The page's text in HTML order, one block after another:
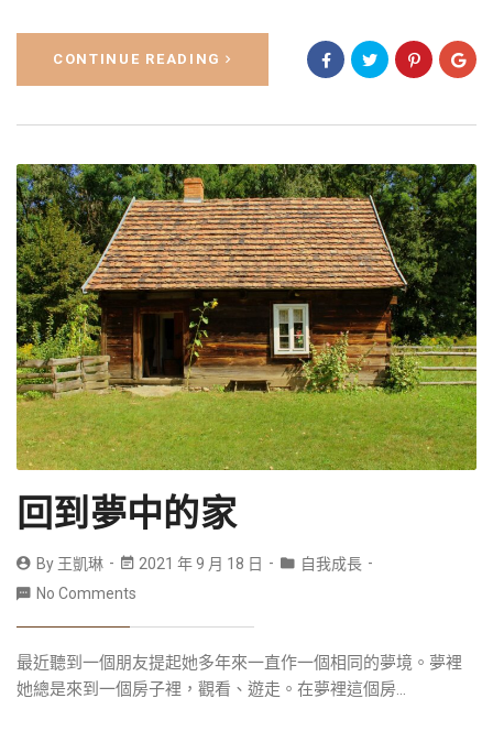
CONTINUE READING
回到夢中的家
By 王凱琳 2021 年 9 月 18 日
自我成長
No Comments
最近聽到一個朋友提起她多年來一直作一個相同的夢境。夢裡
她總是來到一個房子裡，觀看、遊走。在夢裡這個房...